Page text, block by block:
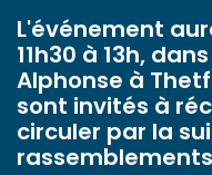
L'événement
11h30 à 13h,
Alphonse à
sont invités à
circuler par la